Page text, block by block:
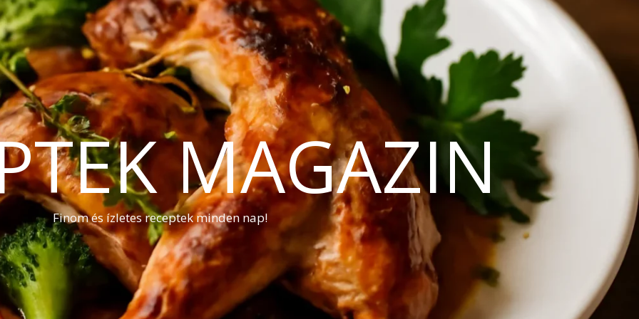
MAGAZIN
Finom és ízletes receptek minden nap!